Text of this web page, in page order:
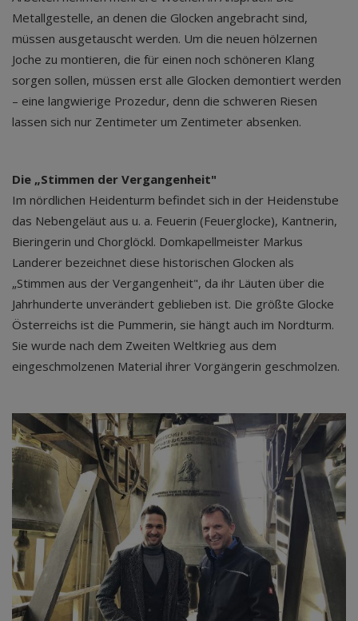
Metallgestelle, an denen die Glocken angebracht sind,
müssen ausgetauscht werden. Um die neuen hölzernen
Joche zu montieren, die für einen noch schöneren Klang
sorgen sollen, müssen erst alle Glocken demontiert werden
– eine langwierige Prozedur, denn die schweren Riesen
lassen sich nur Zentimeter um Zentimeter absenken.
Die „Stimmen der Vergangenheit"
Im nördlichen Heidenturm befindet sich in der Heidenstube
das Nebengeläut aus u. a. Feuerin (Feuerglocke), Kantnerin,
Bieringerin und Chorglöckl. Domkapellmeister Markus
Landerer bezeichnet diese historischen Glocken als
„Stimmen aus der Vergangenheit", da ihr Läuten über die
Jahrhunderte unverändert geblieben ist. Die größte Glocke
Österreichs ist die Pummerin, sie hängt auch im Nordturm.
Sie wurde nach dem Zweiten Weltkrieg aus dem
eingeschmolzenen Material ihrer Vorgängerin geschmolzen.